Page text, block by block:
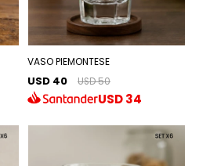
VASO PIEMONTESE
USD 40 USD 50
USD34